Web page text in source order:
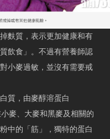
麩質，表示更加健康和有
飲食」。不過有營養師認
小麥過敏，並沒有需要戒
質，由麥醇溶蛋白
麥、大麥和黑麥及相關的
中的「筋」，獨特的蛋白